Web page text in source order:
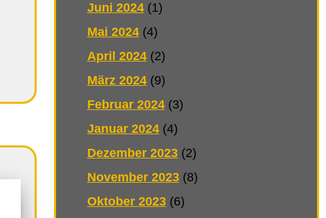
Juni 2024(1)
Mai 2024(4)
April 2024(2)
März 2024(9)
Februar 2024(3)
Januar 2024(4)
Dezember 2023(2)
November 2023(8)
Oktober 2023(6)